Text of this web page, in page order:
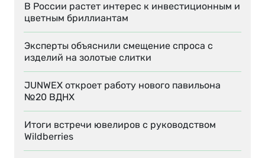
В России растет интерес к инвестиционным и
цветным бриллиантам
Эксперты объяснили смещение спроса с
изделий на золотые слитки
JUNWEX откроет работу нового павильона
№20 ВДНХ
Итоги встречи ювелиров с руководством
Wildberries